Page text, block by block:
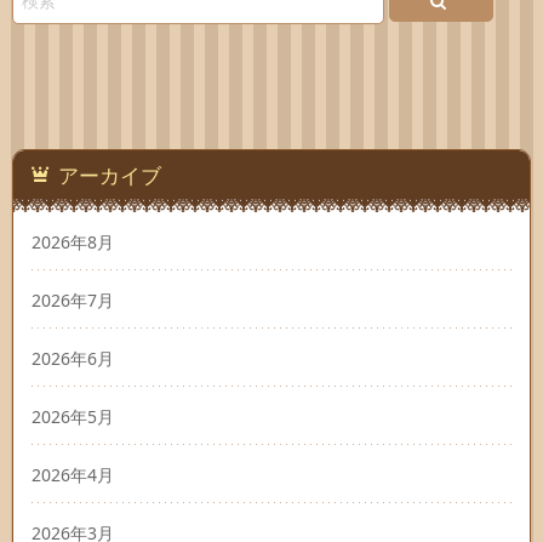
アーカイブ
2026年8月
2026年7月
2026年6月
2026年5月
2026年4月
2026年3月